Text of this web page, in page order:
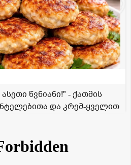
წვნიანი!" - ქათმის
და კრემ-ყველით